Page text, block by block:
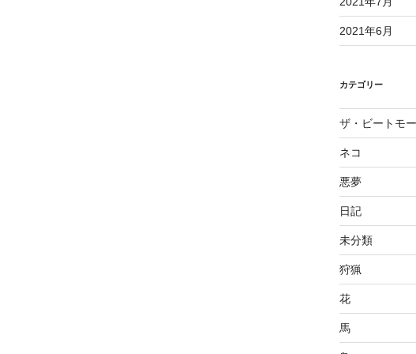
2021年6月
カテゴリー
ザ・ビートモ
ネコ
悪夢
日記
未分類
狩猟
花
馬